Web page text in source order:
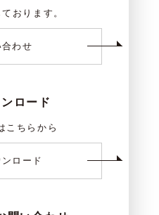
おります。
わせ
ロード
こちらから
ロード